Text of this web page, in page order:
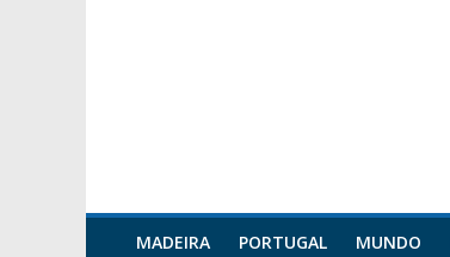
MADEIRA PORTUGAL MUNDO